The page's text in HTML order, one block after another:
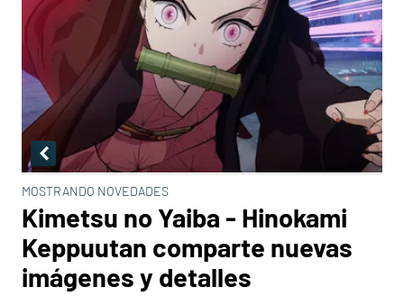
MOSTRANDO NOVEDADES
Kimetsu no Yaiba - Hinokami
Keppuutan comparte nuevas
imágenes y detalles